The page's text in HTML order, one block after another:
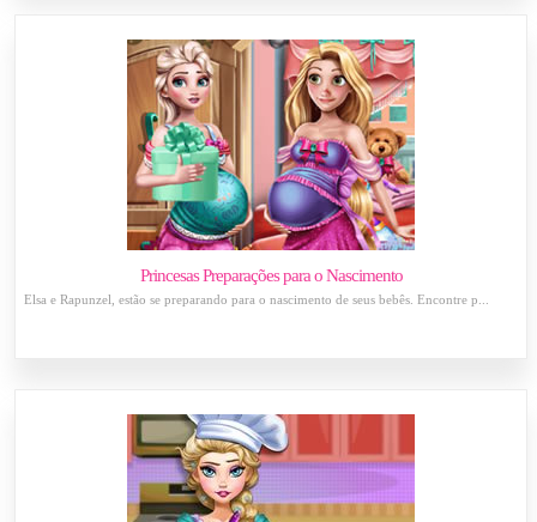
Princesas Preparações para o Nascimento
Elsa e Rapunzel, estão se preparando para o nascimento de seus bebês. Encontre p...